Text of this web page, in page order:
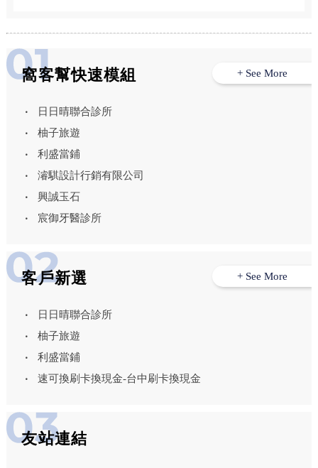
窩客幫快速模組
日日晴聯合診所
柚子旅遊
利盛當鋪
濬騏設計行銷有限公司
興誠玉石
宸御牙醫診所
+ See More
客戶新選
日日晴聯合診所
柚子旅遊
利盛當鋪
速可換刷卡換現金-台中刷卡換現金
+ See More
友站連結